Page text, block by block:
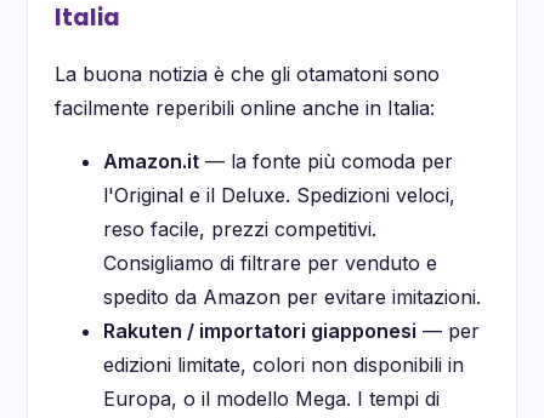
Italia
La buona notizia è che gli otamatoni sono
facilmente reperibili online anche in Italia:
Amazon.it — la fonte più comoda per
l'Original e il Deluxe. Spedizioni veloci,
reso facile, prezzi competitivi.
Consigliamo di filtrare per venduto e
spedito da Amazon per evitare imitazioni.
Rakuten / importatori giapponesi — per
edizioni limitate, colori non disponibili in
Europa, o il modello Mega. I tempi di